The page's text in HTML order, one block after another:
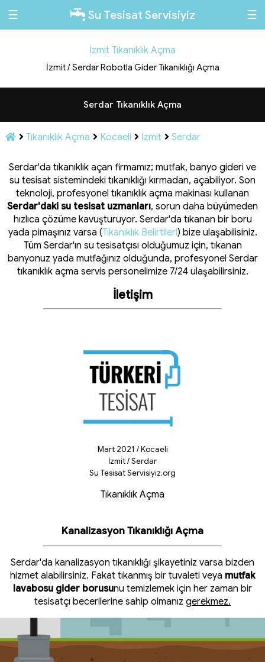
☰ Su Tesisat Servisiyiz ☰
İzmit Tıkanıklık Açma
İzmit / Serdar Robotla Gider Tıkanıklığı Açma
Serdar Tıkanıklık Açma
Tıkanıklık Açma Kocaeli İzmit Serdar
Serdar'da tıkanıklık açan firmamız; mutfak, banyo gideri ve
su tesisat sistemindeki tıkanıklığı kırmadan, açabiliyor. Son
teknoloji, profesyonel tıkanıklık açma makinası kullanan
Serdar'daki su tesisat uzmanları, sorun daha büyümeden
hızlıca çözüme kavuşturuyor. Serdar'da tıkanan bir boru
yada pimaşınız varsa (Tıkanıklık Belirtileri) bize ulaşabilisiniz.
Tüm Serdar'ın su tesisatçısı olduğumuz için, tıkanan
banyonuz yada mutfağınız olduğunda, profesyonel Serdar
tıkanıklık açma servis personelimize 7/24 ulaşabilirsiniz.
İletişim
Mart 2021 / Kocaeli
İzmit / Serdar
Su Tesisat Servisiyiz.org
Tıkanıklık Açma
Kanalizasyon Tıkanıklığı Açma
Serdar'da kanalizasyon tıkanıklığı şikayetiniz varsa bizden
hizmet alabilirsiniz. Fakat tıkanmış bir tuvaleti veya mutfak
lavabosu gider borusunu temizlemek için her zaman bir
tesisatçı becerilerine sahip olmanız gerekmez.